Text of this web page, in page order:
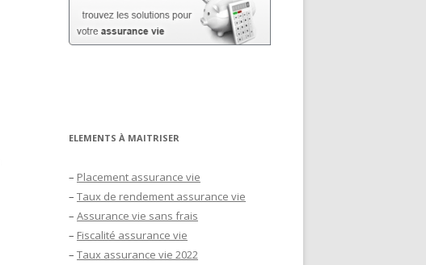
ELEMENTS À MAITRISER
– Placement assurance vie
– Taux de rendement assurance vie
– Assurance vie sans frais
– Fiscalité assurance vie
– Taux assurance vie 2022